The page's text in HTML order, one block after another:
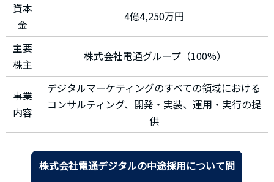
資本
金
4億4,250万円
主要
株主
株式会社電通グループ（100%）
事業
内容
デジタルマーケティングのすべての領域における
コンサルティング、開発・実装、運用・実行の提
供
株式会社電通デジタルの中途採用について問